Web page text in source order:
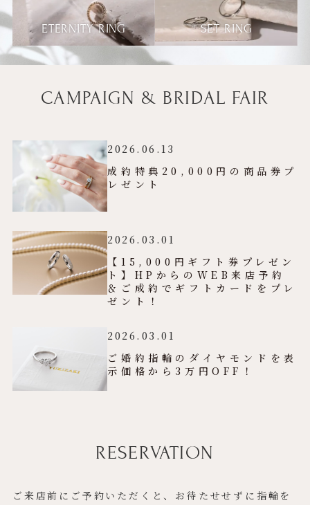
ETERNITY RING SET RING
CAMPAIGN & BRIDAL FAIR
2026.06.13
成約特典20,000円の商品券プ
レゼント
2026.03.01
【15,000円ギフト券プレゼン
ト】HPからのWEB来店予約
＆ご成約でギフトカードをプレ
ゼント！
2026.03.01
ご婚約指輪のダイヤモンドを表
示価格から3万円OFF！
RESERVATION
ご来店前にご予約いただくと、お待たせせずに指輪を